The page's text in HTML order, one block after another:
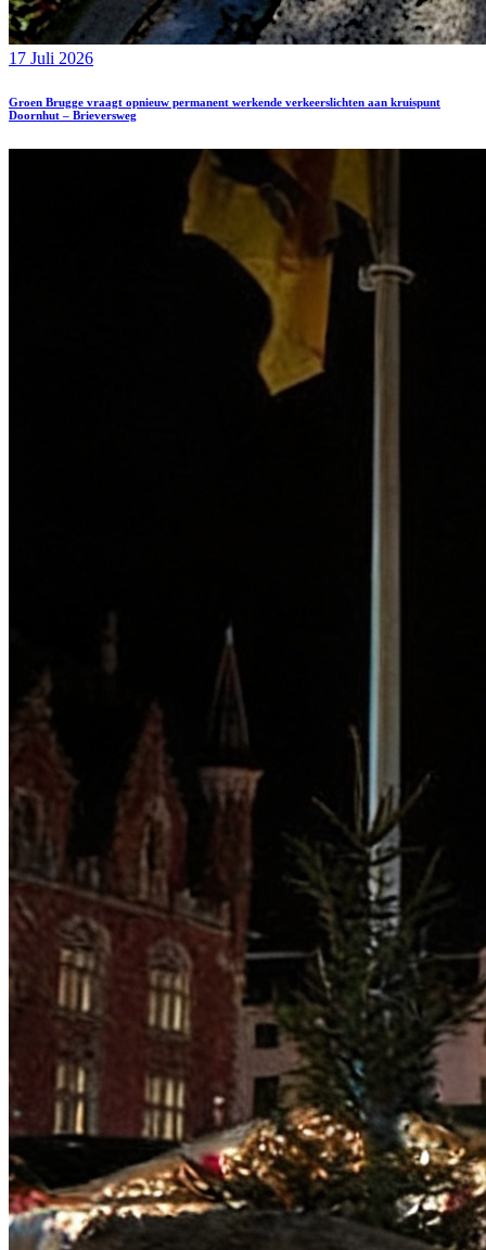
17 Juli 2026
Groen Brugge vraagt opnieuw permanent werkende verkeerslichten aan kruispunt
Doornhut – Brieversweg